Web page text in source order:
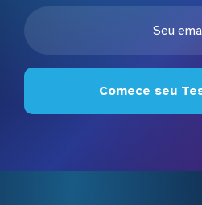
Comece seu